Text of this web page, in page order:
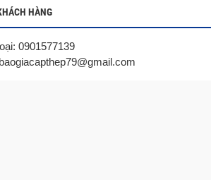
HÀNG
0901577139
baogiacapthep79@gmail.com